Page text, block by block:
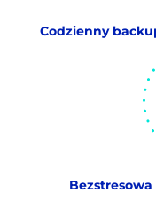
Codzienny